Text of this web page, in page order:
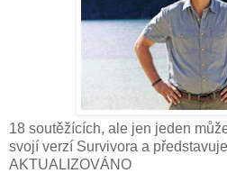
18 soutěžících, ale jen jeden
svojí verzí Survivora a
AKTUALIZOVÁNO